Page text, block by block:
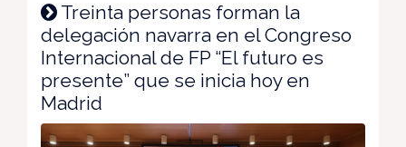
Treinta personas forman la
delegación navarra en el Congreso
Internacional de FP “El futuro es
presente” que se inicia hoy en
Madrid